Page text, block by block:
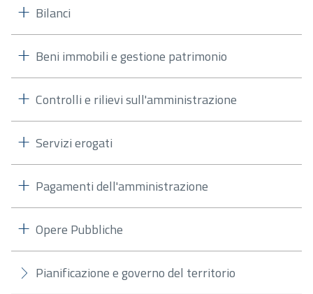
Bilanci
Beni immobili e gestione patrimonio
Controlli e rilievi sull'amministrazione
Servizi erogati
Pagamenti dell'amministrazione
Opere Pubbliche
Pianificazione e governo del territorio